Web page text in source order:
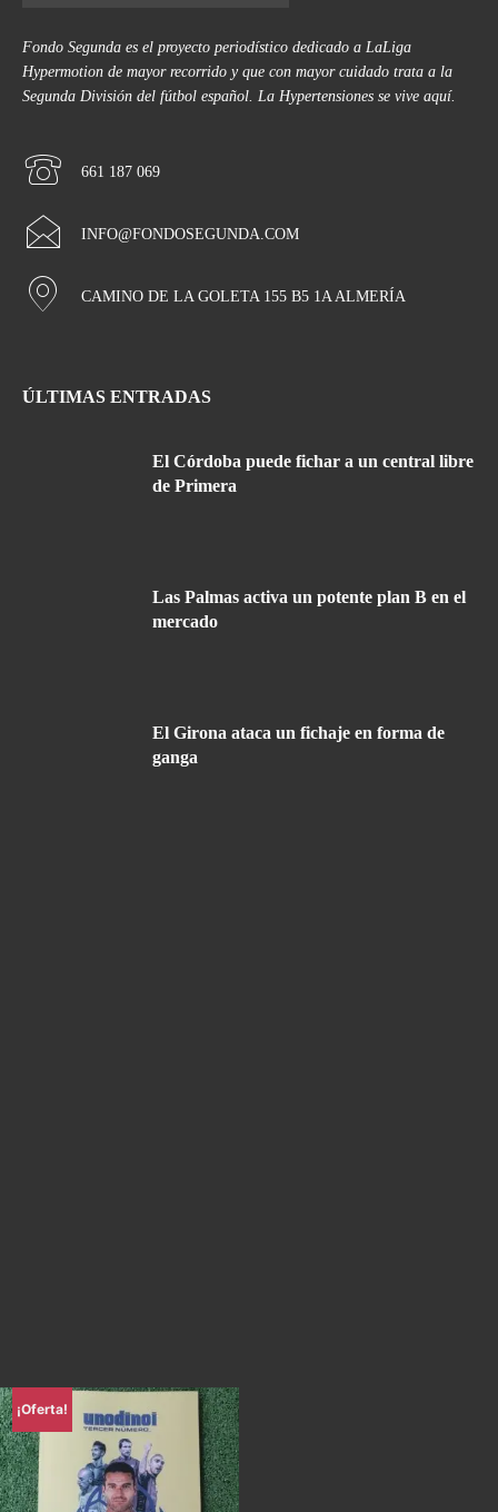
Fondo Segunda es el proyecto periodístico dedicado a LaLiga
Hypermotion de mayor recorrido y que con mayor cuidado trata a la
Segunda División del fútbol español. La Hypertensiones se vive aquí.
661 187 069
INFO@FONDOSEGUNDA.COM
CAMINO DE LA GOLETA 155 B5 1A ALMERÍA
ÚLTIMAS ENTRADAS
El Córdoba puede fichar a un central libre
de Primera
Las Palmas activa un potente plan B en el
mercado
El Girona ataca un fichaje en forma de
ganga
¡Oferta!